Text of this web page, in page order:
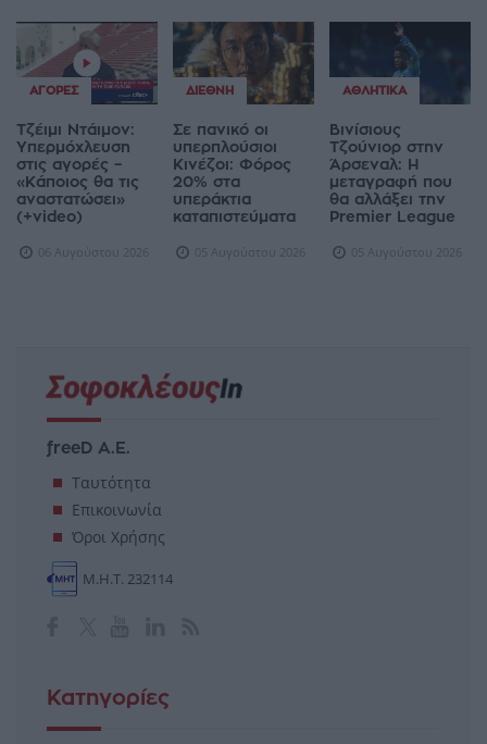
ΑΓΟΡΈΣ
Τζέιμι Ντάιμον:
Υπερμόχλευση
στις αγορές –
«Κάποιος θα τις
αναστατώσει»
(+video)
06 Αυγούστου 2026
ΔΙΕΘΝΉ
Σε πανικό οι
υπερπλούσιοι
Κινέζοι: Φόρος
20% στα
υπεράκτια
καταπιστεύματα
05 Αυγούστου 2026
ΑΘΛΗΤΙΚΆ
Βινίσιους
Τζούνιορ στην
Άρσεναλ: Η
μεταγραφή που
θα αλλάξει την
Premier League
05 Αυγούστου 2026